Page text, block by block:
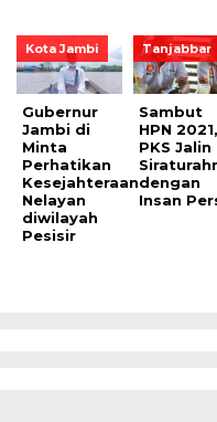
Kota Jambi
Gubernur
Jambi di
Minta
Perhatikan
Kesejahteraan
Nelayan
diwilayah
Pesisir
Tanjabbar
Sambut
HPN 2021,
PKS Jalin
dengan
Insan